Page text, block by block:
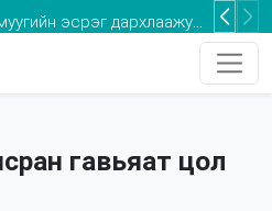
гавьяат цол